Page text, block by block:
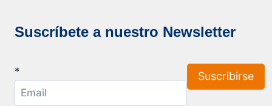
Suscríbete a nuestro Newsletter
*